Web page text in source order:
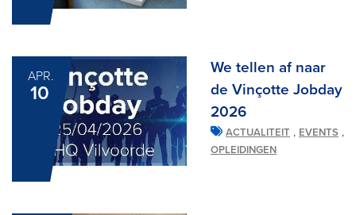
APR.
10
We tellen af naar
de Vinçotte Jobday
2026
ACTUALITEIT , EVENTS ,
OPLEIDINGEN